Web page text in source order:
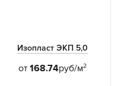
Изопласт ЭКП 5,0
от 168.74руб/м2